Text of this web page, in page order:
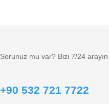
Sorunuz mu var? Bizi 7/24 arayın
+90 532 721 7722